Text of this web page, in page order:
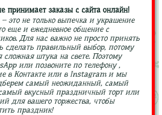
принимает заказы с сайта онлайн!
это не только выпечка и украшение
еще и ежедневное общение с
Для нас важно не просто принять
сделать правильный выбор, потому
сложная штука на свете. Поэтому
или позвоните по телефону ,
в Контакте или в Instagram и мы
самый неожиданный, самый
вкусный праздничный торт или
для вашего торжества, чтобы
праздник!